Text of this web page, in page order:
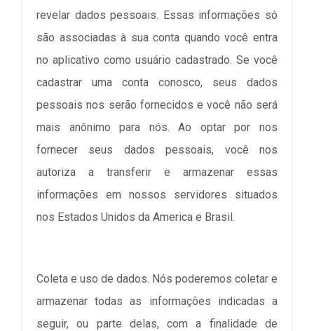
revelar dados pessoais. Essas informações só
são associadas à sua conta quando você entra
no aplicativo como usuário cadastrado. Se você
cadastrar uma conta conosco, seus dados
pessoais nos serão fornecidos e você não será
mais anônimo para nós. Ao optar por nos
fornecer seus dados pessoais, você nos
autoriza a transferir e armazenar essas
informações em nossos servidores situados
nos Estados Unidos da America e Brasil.
Coleta e uso de dados. Nós poderemos coletar e
armazenar todas as informações indicadas a
seguir, ou parte delas, com a finalidade de